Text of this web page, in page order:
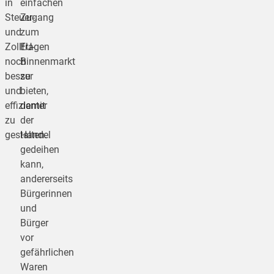
in
Steuer-
und
Zollfragen
noch
besser
und
effizienter
zu
gestalten.
einfachen
Zugang
zum
EU-
Binnenmarkt
zu
bieten,
damit
der
Handel
gedeihen
kann,
andererseits
Bürgerinnen
und
Bürger
vor
gefährlichen
Waren